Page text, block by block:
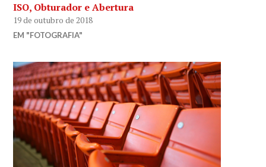
ISO, Obturador e Abertura
19 de outubro de 2018
EM "FOTOGRAFIA"